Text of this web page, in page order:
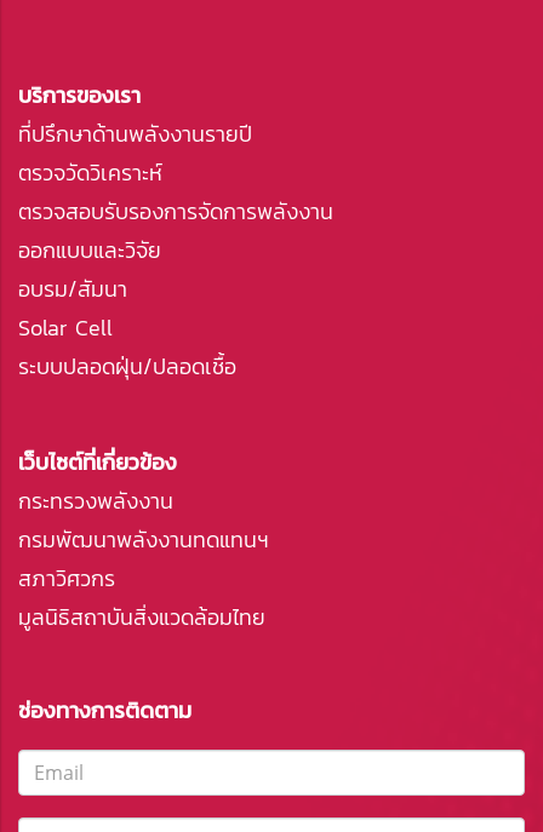
บริการของเรา
ที่ปรึกษาด้านพลังงานรายปี
ตรวจวัดวิเคราะห์
ตรวจสอบรับรองการจัดการพลังงาน
ออกแบบและวิจัย
อบรม/สัมนา
Solar Cell
ระบบปลอดฝุ่น/ปลอดเชื้อ
เว็บไซต์ที่เกี่ยวข้อง
กระทรวงพลังงาน
กรมพัฒนาพลังงานทดแทนฯ
สภาวิศวกร
มูลนิธิสถาบันสิ่งแวดล้อมไทย
ช่องทางการติดตาม